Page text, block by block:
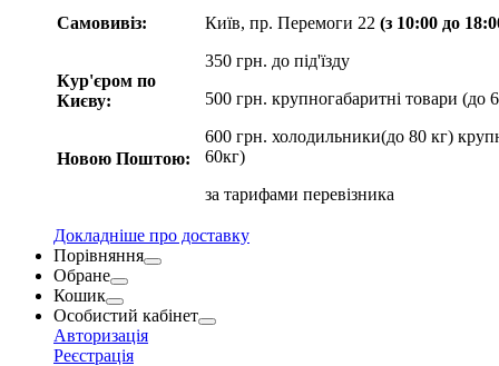
Самовивіз:
Кур'єром по
Києву:
Новою Поштою:
Київ, пр. Перемоги 22 (з 10:00 до
350 грн. до під'їзду
500 грн. крупногабаритні товари (до
600 грн. холодильники(до 80 кг)
60кг)
за тарифами перевізника
Докладніше про доставку
Порівняння
Обране
Кошик
Особистий кабінет
Авторизація
Реєстрація